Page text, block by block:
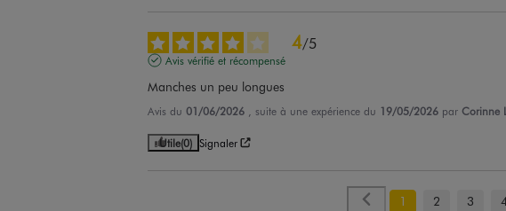
4/5
Avis vérifié et récompensé
Manches un peu longues
Avis du 01/06/2026 , suite à une expérience du 19/05/2026 par Corinne
Utile(0) Signaler
1 2 3